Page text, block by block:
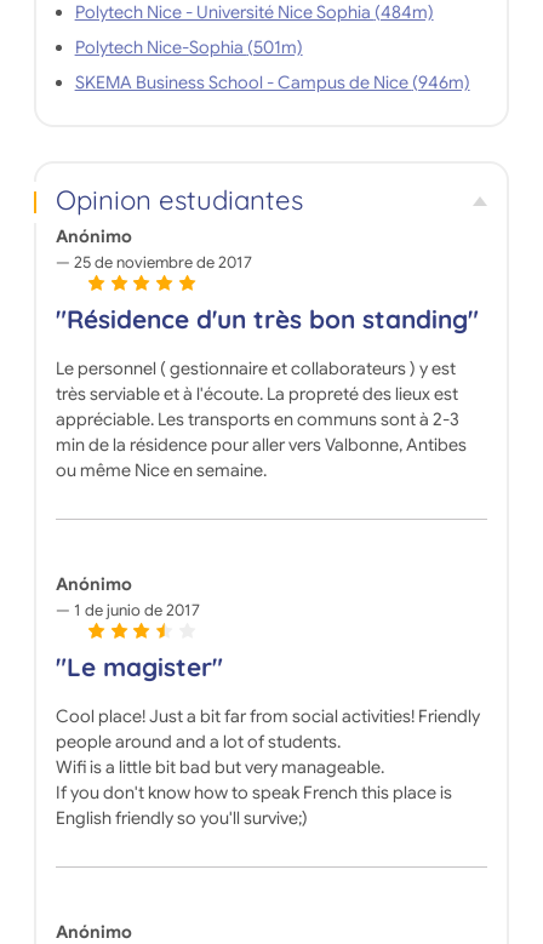
Polytech Nice - Université Nice Sophia (484m)
Polytech Nice-Sophia (501m)
SKEMA Business School - Campus de Nice (946m)
Opinion estudiantes
Anónimo
25 de noviembre de 2017
"Résidence d'un très bon standing"
Le personnel ( gestionnaire et collaborateurs ) y est
très serviable et à l'écoute. La propreté des lieux est
appréciable. Les transports en communs sont à 2-3
min de la résidence pour aller vers Valbonne, Antibes
ou même Nice en semaine.
Anónimo
1 de junio de 2017
"Le magister"
Cool place! Just a bit far from social activities! Friendly
people around and a lot of students.
Wifi is a little bit bad but very manageable.
If you don't know how to speak French this place is
English friendly so you'll survive;)
Anónimo